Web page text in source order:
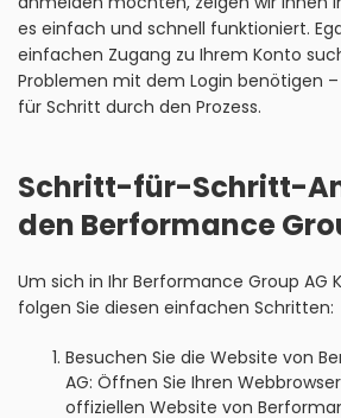
es einfach und schnell funktioniert.
einfachen Zugang zu Ihrem Konto
Problemen mit dem Login benötigen
für Schritt durch den Prozess.
Schritt-für-Schritt-
den Berformance
Um sich in Ihr Berformance Group AG
folgen Sie diesen einfachen Schritten:
Besuchen Sie die Website von
AG: Öffnen Sie Ihren
offiziellen Website von